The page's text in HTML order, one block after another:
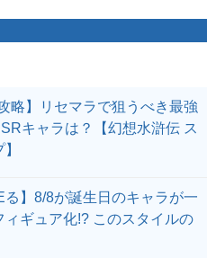
略】リセマラで狙うべき最強
キャラは？【幻想水滸伝 ス
る】8/8が誕生日のキャラが一
ィギュア化!? このスタイルの